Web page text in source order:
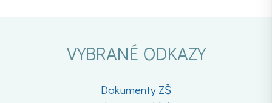
VYBRANÉ ODKAZY
Dokumenty ZŠ